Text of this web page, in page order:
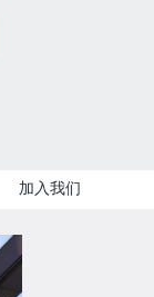
加入我们